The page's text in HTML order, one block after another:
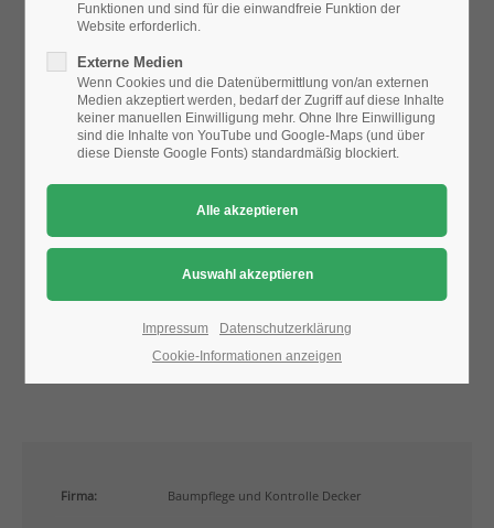
24h/ 365days
We offer support for our customers
Mon - Fri 8:00am - 5:00pm(GMT +1)
Get in touch
376-293 City Road, Suite 600
San Francisco, CA 94102
info@yourdomain.com
nicht angezeigt.
Bitte ändern Sie dieDatenschutz-Einstellungen, indem Sie
auch "externe Medien" zulassen.
Firma: Baumpflege und Kontrolle Decker
Funktionen und sind für die einwandfreie Funktion der
Website erforderlich.
Externe Medien
Wenn Cookies und die Datenübermittlung von/an externen
Medien akzeptiert werden, bedarf der Zugriff auf diese Inhalte
keiner manuellen Einwilligung mehr. Ohne Ihre Einwilligung
sind die Inhalte von YouTube und Google-Maps (und über
diese Dienste Google Fonts) standardmäßig blockiert.
Impressum
Datenschutzerklärung
Cookie-Informationen anzeigen